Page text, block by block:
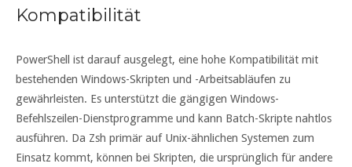
Kompatibilität
PowerShell ist darauf ausgelegt, eine hohe Kompatibilität mit
bestehenden Windows-Skripten und -Arbeitsabläufen zu
gewährleisten. Es unterstützt die gängigen Windows-
Befehlszeilen-Dienstprogramme und kann Batch-Skripte nahtlos
ausführen. Da Zsh primär auf Unix-ähnlichen Systemen zum
Einsatz kommt, können bei Skripten, die ursprünglich für andere